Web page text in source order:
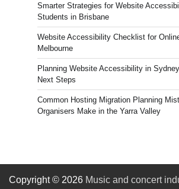
Smarter Strategies for Website
Students in Brisbane
Website Accessibility Checklist for
Melbourne
Planning Website Accessibility in
Next Steps
Common Hosting Migration Planning
Organisers Make in the Yarra Valley
Copyright © 2026 Music and concert